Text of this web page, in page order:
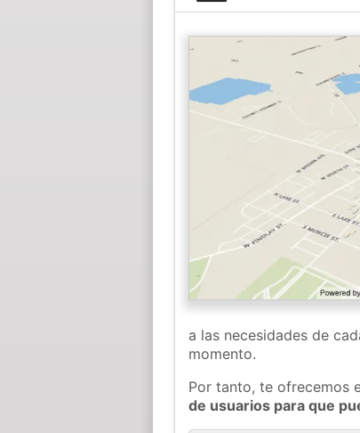
a las necesidades de
momento.
Por tanto, te ofrecemos
de usuarios para que